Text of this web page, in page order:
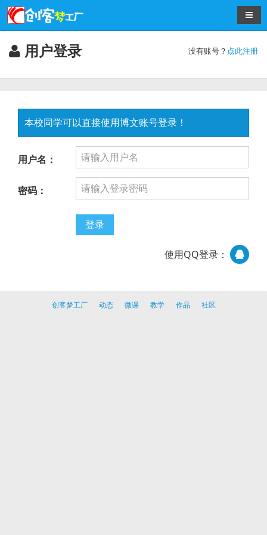
导航
用户登录 没有账号？ 点此注册
本校同学可以直接使用博文账号登录！
用户名：
密码：
登录
使用QQ登录：
创客梦工厂 动态 微课 教学 作品 社区